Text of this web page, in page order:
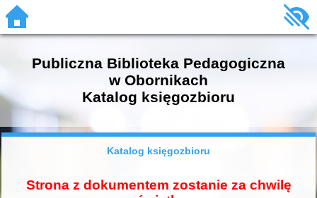
Publiczna Biblioteka Pedagogiczna
w Obornikach
Katalog księgozbioru
Katalog księgozbioru
Strona z dokumentem zostanie za chwilę